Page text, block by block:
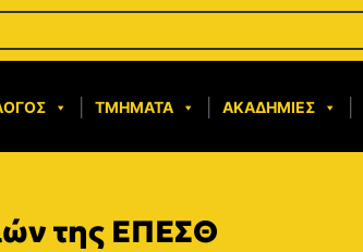
ΤΜΉΜΑΤΑ ΑΚΑΔΗΜΊΕΣ
της ΕΠΕΣΘ